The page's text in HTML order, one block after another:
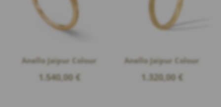
Anello Jaipur Colour
1.540,00 €
Anello Jaipur Colour
1.320,00 €